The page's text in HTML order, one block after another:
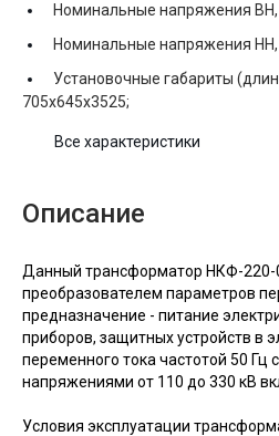
Номинальные напряжения ВН,
Номинальные напряжения НН,
Установочные габариты
705x645x3525;
Все характеристики
Описание
Данный трансформатор НКФ-220-
преобразователем параметров
предназначение - питание
приборов, защитных устройств в
переменного тока частотой 50 Гц
напряжениями от 110 до 330 кВ
Условия эксплуатации